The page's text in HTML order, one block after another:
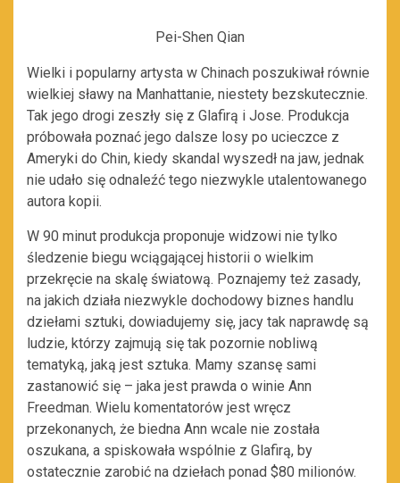
Pei-Shen Qian
Wielki i popularny artysta w Chinach poszukiwał równie
wielkiej sławy na Manhattanie, niestety bezskutecznie.
Tak jego drogi zeszły się z Glafirą i Jose. Produkcja
próbowała poznać jego dalsze losy po ucieczce z
Ameryki do Chin, kiedy skandal wyszedł na jaw, jednak
nie udało się odnaleźć tego niezwykle utalentowanego
autora kopii.
W 90 minut produkcja proponuje widzowi nie tylko
śledzenie biegu wciągającej historii o wielkim
przekręcie na skalę światową. Poznajemy też zasady,
na jakich działa niezwykle dochodowy biznes handlu
dziełami sztuki, dowiadujemy się, jacy tak naprawdę są
ludzie, którzy zajmują się tak pozornie nobliwą
tematyką, jaką jest sztuka. Mamy szansę sami
zastanowić się – jaka jest prawda o winie Ann
Freedman. Wielu komentatorów jest wręcz
przekonanych, że biedna Ann wcale nie została
oszukana, a spiskowała wspólnie z Glafirą, by
ostatecznie zarobić na dziełach ponad $80 milionów.